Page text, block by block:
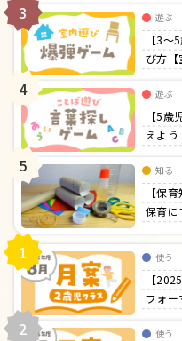
3 遊ぶ
【3
び方【
4 遊ぶ
【5
えよう
5 知る
【保
保育に
1 使う
【
フォー
2 使う